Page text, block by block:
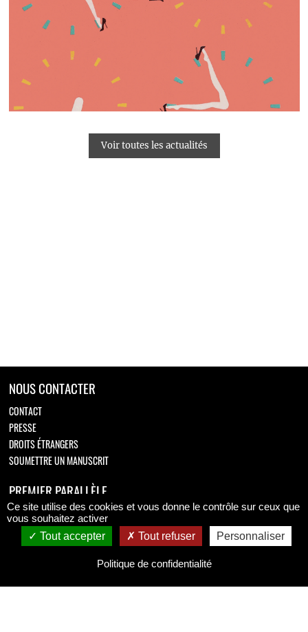
Voir toutes les actualités
NOUS CONTACTER
CONTACT
PRESSE
DROITS ÉTRANGERS
SOUMETTRE UN MANUSCRIT
PREMIER PARALLÈLE
Retrouvez-nous sur
MENTIONS LÉGALES
Ce site utilise des cookies et vous donne le contrôle sur ceux que
vous souhaitez activer
Tout accepter
Tout refuser Personnaliser
Politique de confidentialité